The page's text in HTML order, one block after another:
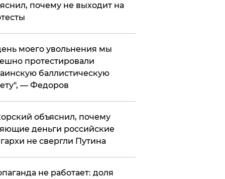
почему не выходит на
моего увольнения мы
протестировали
баллистическую
— Федоров
объяснил, почему
деньги российские
не свергли Путина
не работает: доля